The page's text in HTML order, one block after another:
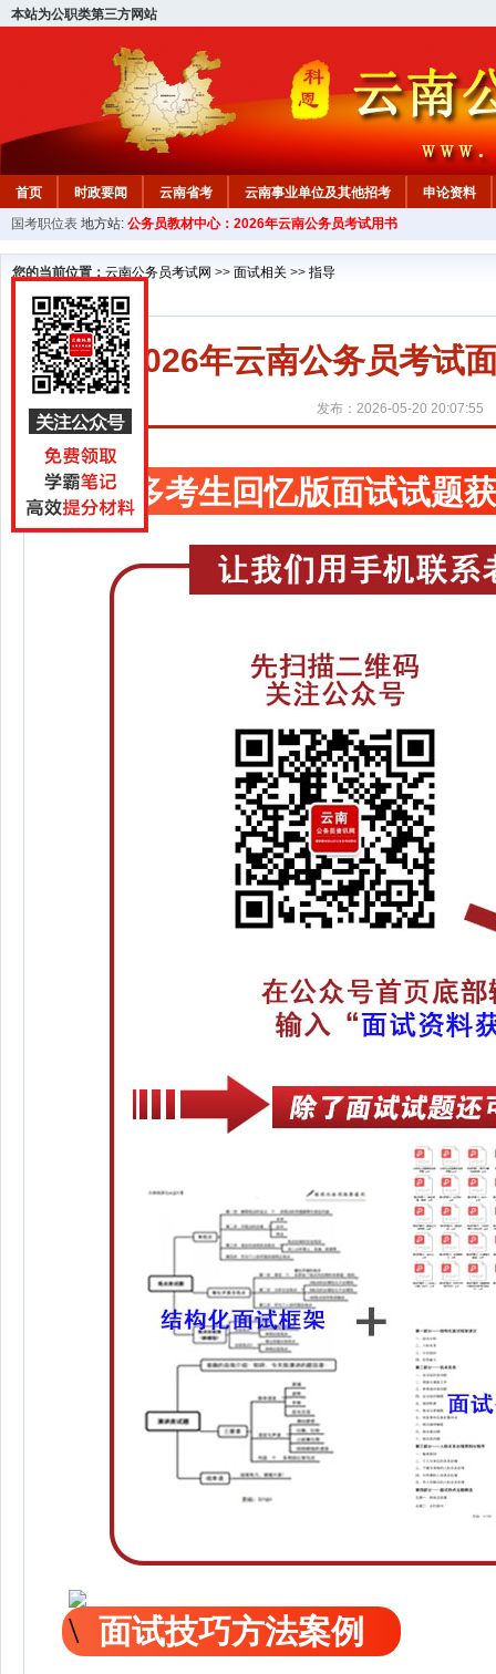
本站为公职类第三方网站
首页 时政要闻 云南省考 云南事业单位及其他招考
申论资料
国考职位表 地方站: 公务员教材中心：2026年云南公务员考试用书
您的当前位置： 云南公务员考试网 >> 面试相关 >> 指导
2026年云南公务员考试
发布：2026-05-20 20:07:55
更多考生回忆版面试试题
面试技巧方法案例